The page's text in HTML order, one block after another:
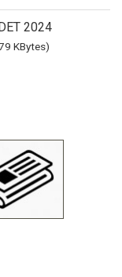
2024
KBytes)